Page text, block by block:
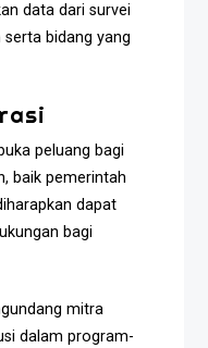
data dari survei
bidang yang
peluang bagi
baik pemerintah
dapat
bagi
mitra
dalam program-